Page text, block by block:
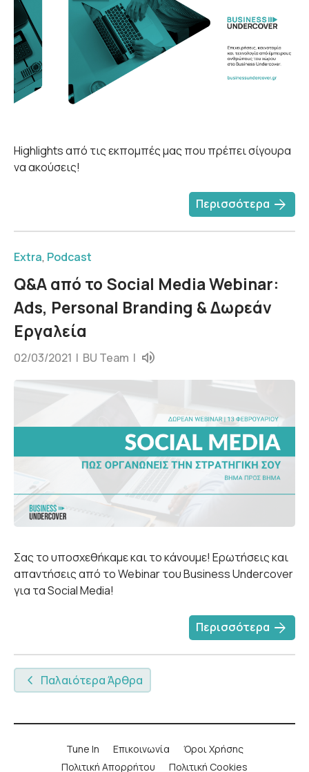
Highlights από τις εκπομπές μας που πρέπει σίγουρα
να ακούσεις!
Περισσότερα arrow_forward
Extra, Podcast
Q&A από το Social Media Webinar:
Ads, Personal Branding & Δωρεάν
Εργαλεία
02/03/2021 | BU Team |
Σας το υποσχεθήκαμε και το κάνουμε! Ερωτήσεις και
απαντήσεις από το Webinar του Business Undercover
για τα Social Media!
Περισσότερα arrow_forward
Παλαιότερα Άρθρα
Tune In Επικοινωνία
Όροι Χρήσης
Πολιτική Απορρήτου
Πολιτική Cookies